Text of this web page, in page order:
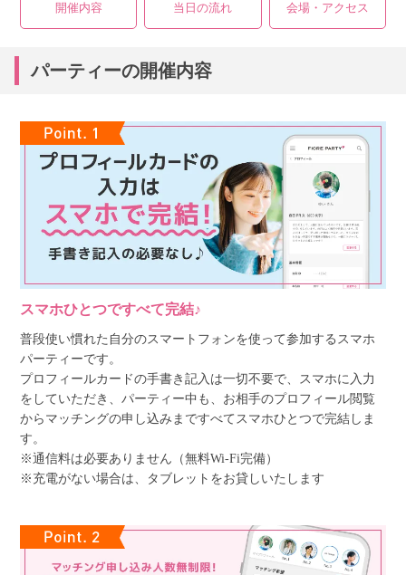
開催内容 当日の流れ 会場・アクセス
パーティーの開催内容
スマホひとつですべて完結♪
普段使い慣れた自分のスマートフォンを使って参加するスマホ
パーティーです。
プロフィールカードの手書き記入は一切不要で、スマホに入力
をしていただき、パーティー中も、お相手のプロフィール閲覧
からマッチングの申し込みまですべてスマホひとつで完結しま
す。
※通信料は必要ありません（無料Wi-Fi完備）
※充電がない場合は、タブレットをお貸しいたします